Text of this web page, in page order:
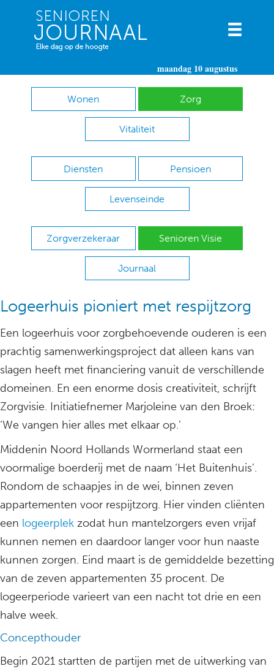
maandag 10 augustus
Wonen Zorg
Vitaliteit
Diensten Pensioen
Levenseinde
Zorgverzekeraar Senioren Visie
Journaal
Logeerhuis pioniert met respijtzorg
Een logeerhuis voor zorgbehoevende ouderen is een
prachtig samenwerkingsproject dat alleen kans van
slagen heeft met financiering vanuit de verschillende
domeinen. En een enorme dosis creativiteit, schrijft
Zorgvisie. Initiatiefnemer Marjoleine van den Broek:
‘We vangen hier alles met elkaar op.’
Middenin Noord Hollands Wormerland staat een
voormalige boerderij met de naam ‘Het Buitenhuis’.
Rondom de schaapjes in de wei, binnen zeven
appartementen voor respijtzorg. Hier vinden cliënten
een logeerplek zodat hun mantelzorgers even vrijaf
kunnen nemen en daardoor langer voor hun naaste
kunnen zorgen. Eind maart is de gemiddelde bezetting
van de zeven appartementen 35 procent. De
logeerperiode varieert van een nacht tot drie en een
halve week.
Concepthouder
Begin 2021 startten de partijen met de uitwerking van